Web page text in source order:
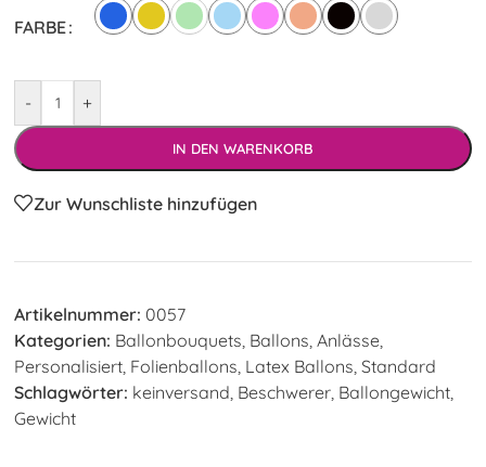
FARBE
- +
IN DEN WARENKORB
Zur Wunschliste hinzufügen
Artikelnummer: 0057
Kategorien: Ballonbouquets, Ballons, Anlässe,
Personalisiert, Folienballons, Latex Ballons, Standard
Schlagwörter: keinversand, Beschwerer, Ballongewicht,
Gewicht